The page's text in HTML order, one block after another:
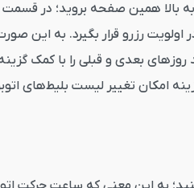
بالا همین صفحه بروید؛ در
رزرو قرار بگیرد. به این
بعدی و قبلی را با کمک
امکان تغییر لیست بلیط‌های